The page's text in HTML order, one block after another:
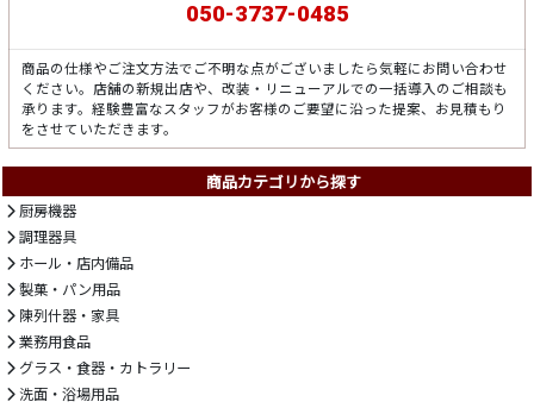
050-3737-0485
商品の仕様やご注文方法でご不明な点がございましたら気軽にお問い合わせ
ください。店舗の新規出店や、改装・リニューアルでの一括導入のご相談も
承ります。経験豊富なスタッフがお客様のご要望に沿った提案、お見積もり
をさせていただきます。
商品カテゴリから探す
厨房機器
調理器具
ホール・店内備品
製菓・パン用品
陳列什器・家具
業務用食品
グラス・食器・カトラリー
洗面・浴場用品